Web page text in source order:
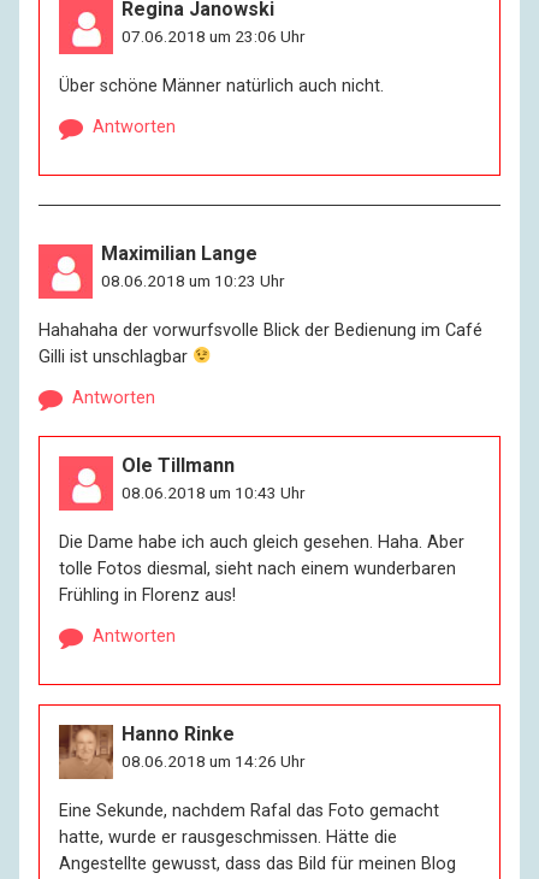
Regina Janowski
07.06.2018 um 23:06 Uhr
Über schöne Männer natürlich auch nicht.
Antworten
Maximilian Lange
08.06.2018 um 10:23 Uhr
Hahahaha der vorwurfsvolle Blick der Bedienung im Café
Gilli ist unschlagbar
Antworten
Ole Tillmann
08.06.2018 um 10:43 Uhr
Die Dame habe ich auch gleich gesehen. Haha. Aber
tolle Fotos diesmal, sieht nach einem wunderbaren
Frühling in Florenz aus!
Antworten
Hanno Rinke
08.06.2018 um 14:26 Uhr
Eine Sekunde, nachdem Rafal das Foto gemacht
hatte, wurde er rausgeschmissen. Hätte die
Angestellte gewusst, dass das Bild für meinen Blog